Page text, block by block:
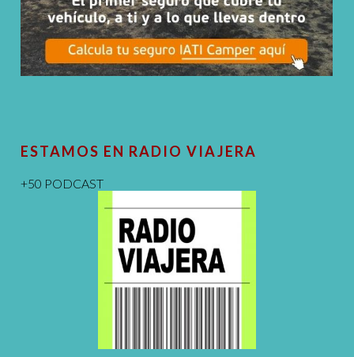
ESTAMOS EN RADIO VIAJERA
+50 PODCAST